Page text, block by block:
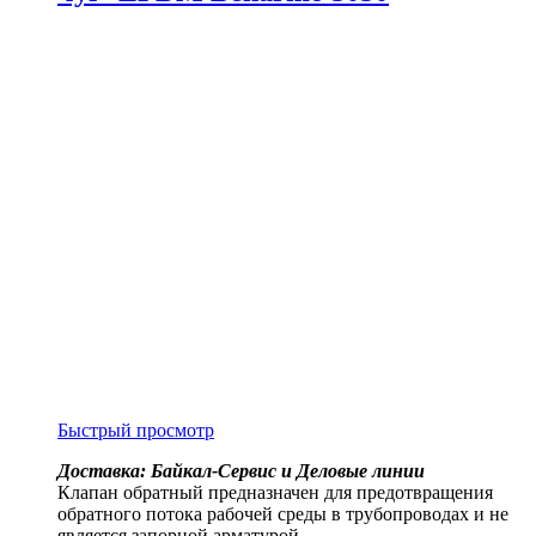
Быстрый просмотр
Доставка: Байкал-Сервис и Деловые линии
Клапан обратный предназначен для предотвращения
обратного потока рабочей среды в трубопроводах и не